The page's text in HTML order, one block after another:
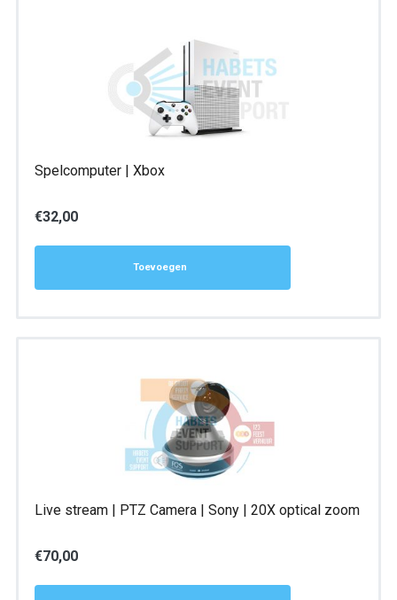
Spelcomputer | Xbox
€32,00
Toevoegen
Live stream | PTZ Camera | Sony | 20X optical zoom
€70,00